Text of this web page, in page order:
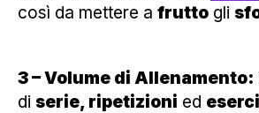
così da mettere a frutto gli
3 – Volume di Allenamento:
di serie, ripetizioni ed